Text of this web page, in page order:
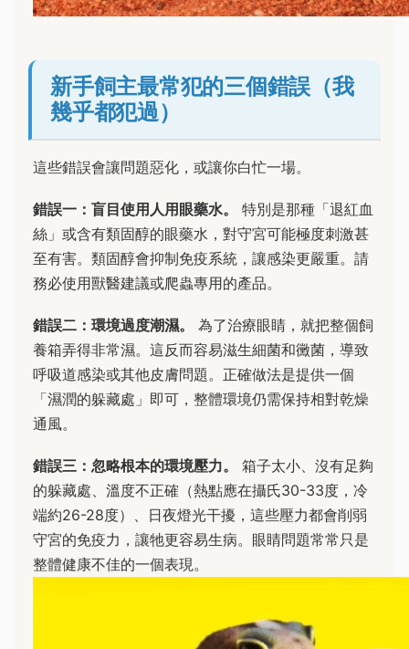
新手飼主最常犯的三個錯誤（我
幾乎都犯過）
這些錯誤會讓問題惡化，或讓你白忙一場。
錯誤一：盲目使用人用眼藥水。
特別是那種「退紅血
絲」或含有類固醇的眼藥水，對守宮可能極度刺激甚
至有害。類固醇會抑制免疫系統，讓感染更嚴重。請
務必使用獸醫建議或爬蟲專用的產品。
錯誤二：環境過度潮濕。
為了治療眼睛，就把整個飼
養箱弄得非常濕。這反而容易滋生細菌和黴菌，導致
呼吸道感染或其他皮膚問題。正確做法是提供一個
「濕潤的躲藏處」即可，整體環境仍需保持相對乾燥
通風。
錯誤三：忽略根本的環境壓力。
箱子太小、沒有足夠
的躲藏處、溫度不正確（熱點應在攝氏30-33度，冷
端約26-28度）、日夜燈光干擾，這些壓力都會削弱
守宮的免疫力，讓牠更容易生病。眼睛問題常常只是
整體健康不佳的一個表現。